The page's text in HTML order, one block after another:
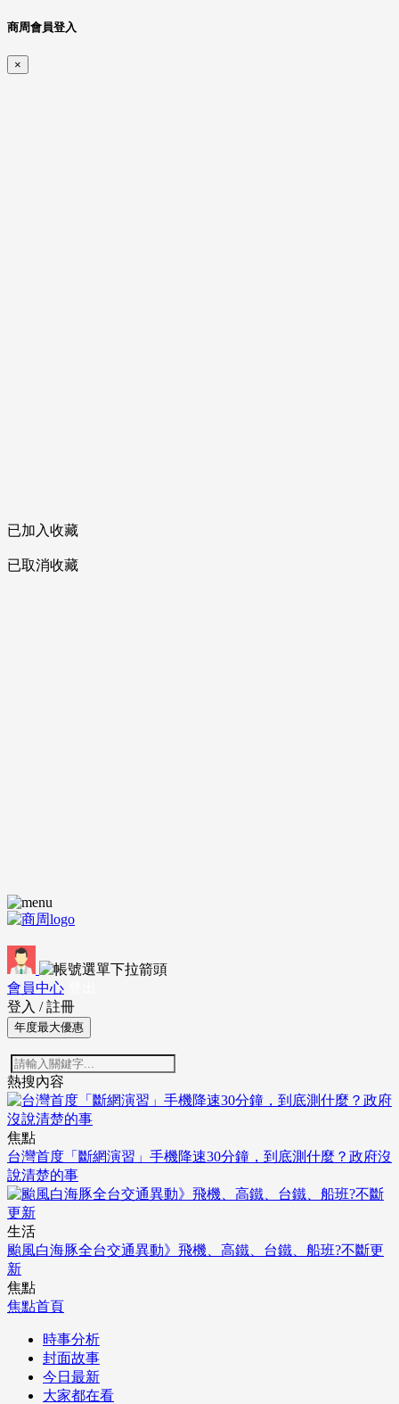
商周會員登入
×
已加入收藏
已取消收藏
會員中心
登入 / 註冊
年度最大優惠
熱搜內容
焦點
台灣首度「斷網演習」手機降速30分鐘，到底測什麼？政府沒
說清楚的事
生活
颱風白海豚全台交通異動》飛機、高鐵、台鐵、船班?不斷更
新
焦點
焦點首頁
時事分析
封面故事
今日最新
大家都在看